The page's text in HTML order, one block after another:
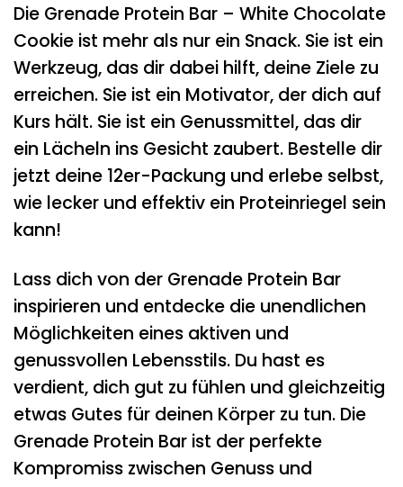
Die Grenade Protein Bar – White Chocolate
Cookie ist mehr als nur ein Snack. Sie ist ein
Werkzeug, das dir dabei hilft, deine Ziele zu
erreichen. Sie ist ein Motivator, der dich auf
Kurs hält. Sie ist ein Genussmittel, das dir
ein Lächeln ins Gesicht zaubert. Bestelle dir
jetzt deine 12er-Packung und erlebe selbst,
wie lecker und effektiv ein Proteinriegel sein
kann!
Lass dich von der Grenade Protein Bar
inspirieren und entdecke die unendlichen
Möglichkeiten eines aktiven und
genussvollen Lebensstils. Du hast es
verdient, dich gut zu fühlen und gleichzeitig
etwas Gutes für deinen Körper zu tun. Die
Grenade Protein Bar ist der perfekte
Kompromiss zwischen Genuss und